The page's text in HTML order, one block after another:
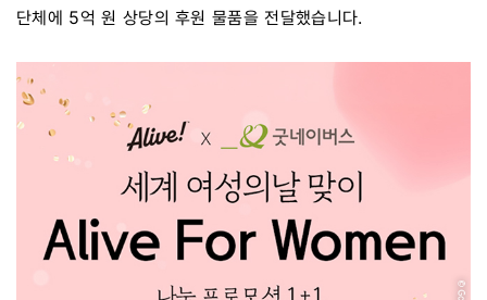
단체에 5억 원 상당의 후원 물품을 전달했습니다.